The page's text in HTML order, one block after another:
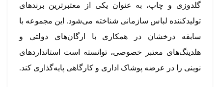
گلدوزی و چاپ، به عنوان یکی از معتبرترین برندهای
تولیدکننده لباس سازمانی شناخته می‌شود. این مجموعه با
سابقه درخشان در همکاری با ارگان‌های دولتی و
هلدینگ‌های معتبر خصوصی، توانسته است استانداردهای
نوینی را در عرضه پوشاک اداری و کارگاهی پایه‌گذاری کند.